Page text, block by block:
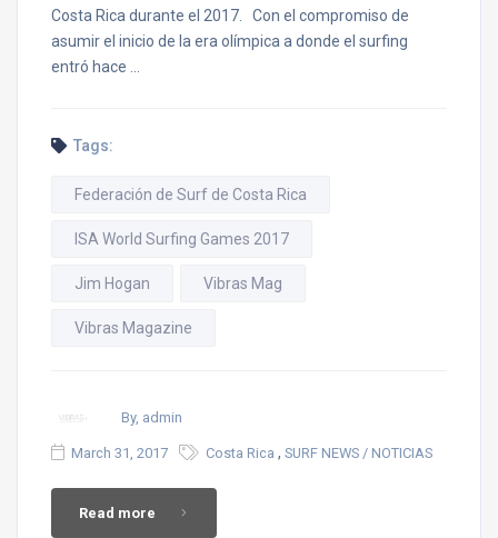
Costa Rica durante el 2017. Con el compromiso de
asumir el inicio de la era olímpica a donde el surfing
entró hace …
Tags:
Federación de Surf de Costa Rica
ISA World Surfing Games 2017
Jim Hogan Vibras Mag
Vibras Magazine
By, admin
March 31, 2017 Costa Rica , SURF NEWS / NOTICIAS
Read more